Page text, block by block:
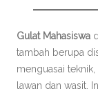
Gulat Mahasiswa
tambah berupa
menguasai
lawan dan wasit.